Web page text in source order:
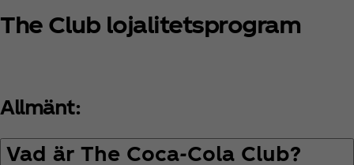
The Club lojalitetsprogram
Allmänt:
Vad är The Coca‑Cola Club?